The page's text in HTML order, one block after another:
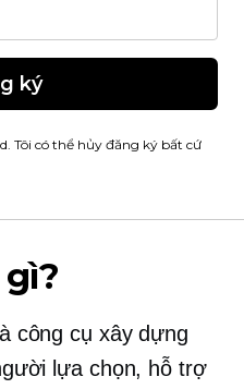
ký
Tôi có thể hủy đăng ký bất cứ
công cụ xây dựng
lựa chọn, hỗ trợ